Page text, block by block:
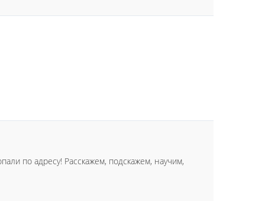
по адресу! Расскажем, подскажем, научим,